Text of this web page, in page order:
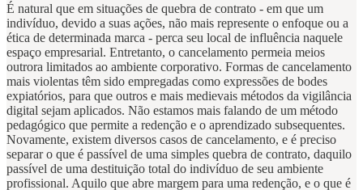
É natural que em situações de quebra de contrato - em que um
indivíduo, devido a suas ações, não mais represente o enfoque ou a
ética de determinada marca - perca seu local de influência naquele
espaço empresarial. Entretanto, o cancelamento permeia meios
outrora limitados ao ambiente corporativo. Formas de cancelamento
mais violentas têm sido empregadas como expressões de bodes
expiatórios, para que outros e mais medievais métodos da vigilância
digital sejam aplicados. Não estamos mais falando de um método
pedagógico que permite a redenção e o aprendizado subsequentes.
Novamente, existem diversos casos de cancelamento, e é preciso
separar o que é passível de uma simples quebra de contrato, daquilo
passível de uma destituição total do indivíduo de seu ambiente
profissional. Aquilo que abre margem para uma redenção, e o que é